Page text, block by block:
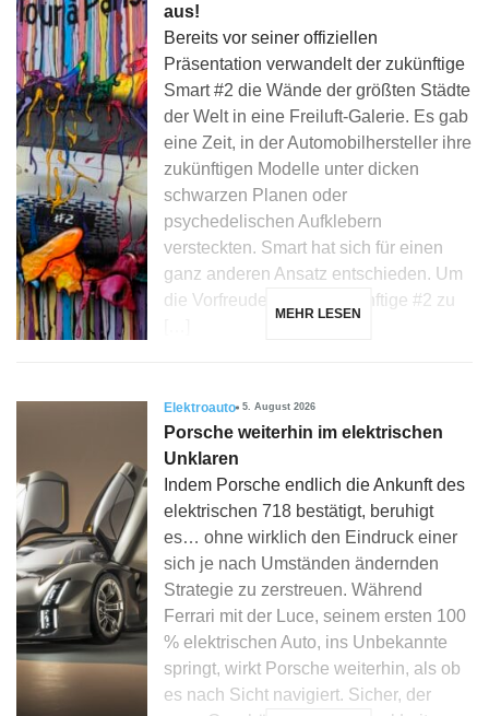
aus!
Bereits vor seiner offiziellen
Präsentation verwandelt der zukünftige
Smart #2 die Wände der größten Städte
der Welt in eine Freiluft-Galerie. Es gab
eine Zeit, in der Automobilhersteller ihre
zukünftigen Modelle unter dicken
schwarzen Planen oder
psychedelischen Aufklebern
versteckten. Smart hat sich für einen
ganz anderen Ansatz entschieden. Um
die Vorfreude auf die zukünftige #2 zu
MEHR LESEN
Elektroauto 5. August 2026
Porsche weiterhin im elektrischen
Unklaren
Indem Porsche endlich die Ankunft des
elektrischen 718 bestätigt, beruhigt
es… ohne wirklich den Eindruck einer
sich je nach Umständen ändernden
Strategie zu zerstreuen. Während
Ferrari mit der Luce, seinem ersten 100
% elektrischen Auto, ins Unbekannte
springt, wirkt Porsche weiterhin, als ob
es nach Sicht navigiert. Sicher, der